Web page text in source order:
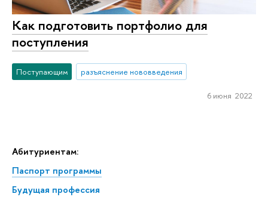
Абитуриентам:
Паспорт программы
Будущая профессия
Как подготовить портфолио для
поступления
Поступающим разъяснение нововведения
6 июня 2022